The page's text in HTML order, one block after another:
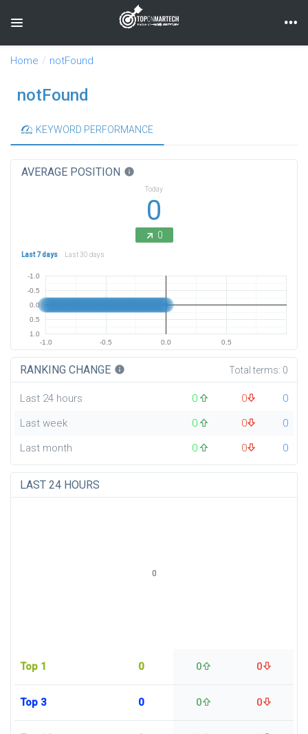
Toggle navigation
Home notFound
notFound
KEYWORD PERFORMANCE
AVERAGE POSITION info
Today
0
0
Last 7 days Last 30 days
-1.0 -0.5 0.0 0.5
-1.0
-0.5
0.0
0.5
1.0
RANKING CHANGE info Total terms: 0
Last 24 hours 0 0
0
Last week
0 0
0
Last month
0 0 0
LAST 24 HOURS
Top 1 0 0 0
Top 3 0 0 0
0